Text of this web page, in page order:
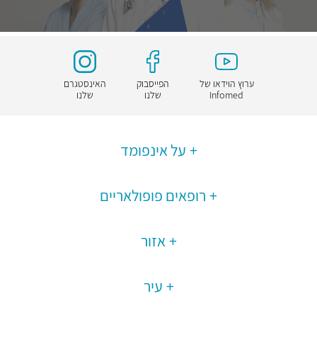
ערוץ הוידאו של
Infomed
הפייסבוק
שלנו
האינסטגרם
שלנו
על אינפומד
רופאים פופולאריים
אזור
עיר